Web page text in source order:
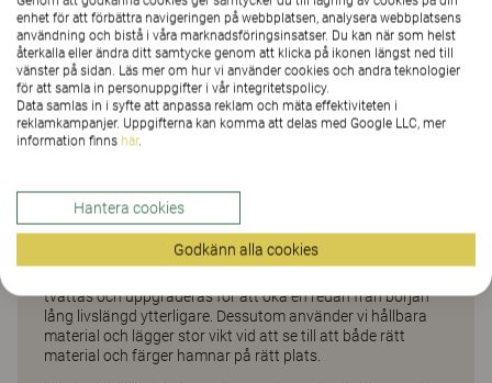
Förändring handlar
om detaljerna
3. VÄLJ HÖG KVALITET
För oss handlar hög kvalitet om en mängd olika parametrar.
Det betyder att vi skapar möbler som är designade för att
användas länge och ofta, av dig och nästa användare. Våra
tvättas och uppgraderas för att öka en redan från början
lång livslängd ytterligare. Dessutom använder vi hållbara
material och lägger stor vikt vid att se till att både rätt
material och färger hamnar på rätt plats.
enhet för att förbättra navigeringen på webbplatsen, analysera webbplatsens
användning och bistå i våra marknadsföringsinsatser. Du kan när som helst
återkalla eller ändra ditt samtycke genom att klicka på ikonen längst ned till
vänster på sidan. Läs mer om hur vi använder cookies och andra teknologier
för att samla in personuppgifter i vår integritetspolicy.
Data samlas in i syfte att anpassa reklam och mäta effektiviteten i
reklamkampanjer. Uppgifterna kan komma att delas med Google LLC, mer
information finns här.
Hantera cookies
Godkänn alla cookies